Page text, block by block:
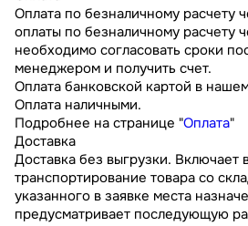
Оплата по безналичному расчету
оплаты по безналичному расчету
необходимо согласовать сроки
менеджером и получить счет.
Оплата банковской картой в
Оплата наличными.
Подробнее на странице "Оплата"
Доставка
Доставка без выгрузки. Включает
транспортирование товара со
указанного в заявке места
предусматривает последующую